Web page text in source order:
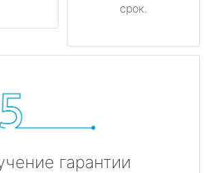
срок.
гарантии